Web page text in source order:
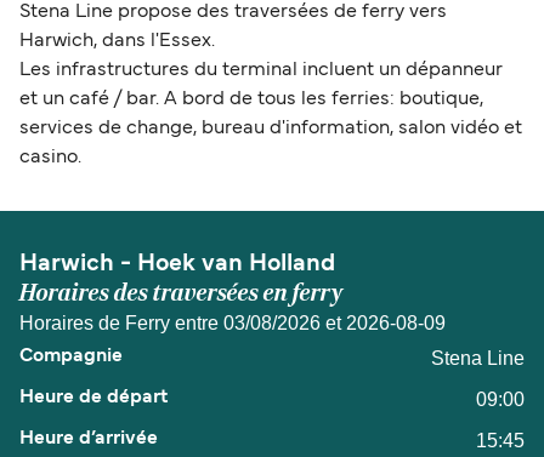
Stena Line propose des traversées de ferry vers
Harwich, dans l'Essex.
Les infrastructures du terminal incluent un dépanneur
et un café / bar. A bord de tous les ferries: boutique,
services de change, bureau d'information, salon vidéo et
casino.
Harwich - Hoek van Holland
Horaires des traversées en ferry
Horaires de Ferry entre 03/08/2026 et 2026-08-09
Stena Line
09:00
15:45